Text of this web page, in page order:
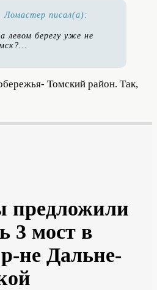
Ломастер писал(а):
левом берегу уже не
Томский район. Так,
предложили
3 мост в
не Дальне-